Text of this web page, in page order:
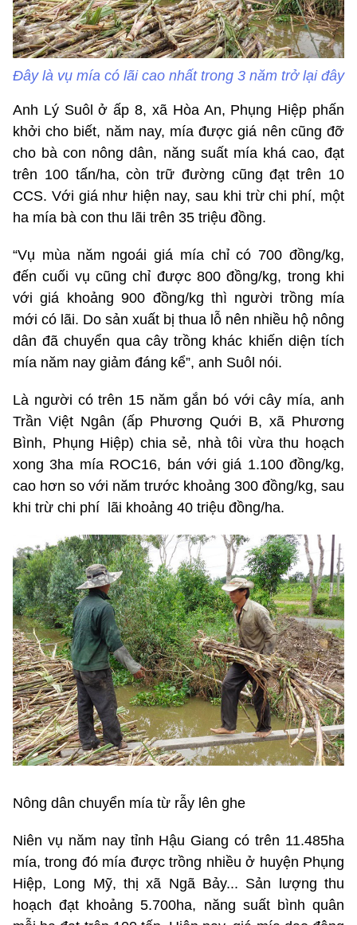
Đây là vụ mía có lãi cao nhất trong 3 năm trở lại đây
Anh Lý Suôl ở ấp 8, xã Hòa An, Phụng Hiệp phấn
khởi cho biết, năm nay, mía được giá nên cũng đỡ
cho bà con nông dân, năng suất mía khá cao, đạt
trên 100 tấn/ha, còn trữ đường cũng đạt trên 10
CCS. Với giá như hiện nay, sau khi trừ chi phí, một
ha mía bà con thu lãi trên 35 triệu đồng.
“Vụ mùa năm ngoái giá mía chỉ có 700 đồng/kg,
đến cuối vụ cũng chỉ được 800 đồng/kg, trong khi
với giá khoảng 900 đồng/kg thì người trồng mía
mới có lãi. Do sản xuất bị thua lỗ nên nhiều hộ nông
dân đã chuyển qua cây trồng khác khiến diện tích
mía năm nay giảm đáng kể”, anh Suôl nói.
Là người có trên 15 năm gắn bó với cây mía, anh
Trần Việt Ngân (ấp Phương Quới B, xã Phương
Bình, Phụng Hiệp) chia sẻ, nhà tôi vừa thu hoạch
xong 3ha mía ROC16, bán với giá 1.100 đồng/kg,
cao hơn so với năm trước khoảng 300 đồng/kg, sau
khi trừ chi phí lãi khoảng 40 triệu đồng/ha.
Nông dân chuyển mía từ rẫy lên ghe
Niên vụ năm nay tỉnh Hậu Giang có trên 11.485ha
mía, trong đó mía được trồng nhiều ở huyện Phụng
Hiệp, Long Mỹ, thị xã Ngã Bảy... Sản lượng thu
hoạch đạt khoảng 5.700ha, năng suất bình quân